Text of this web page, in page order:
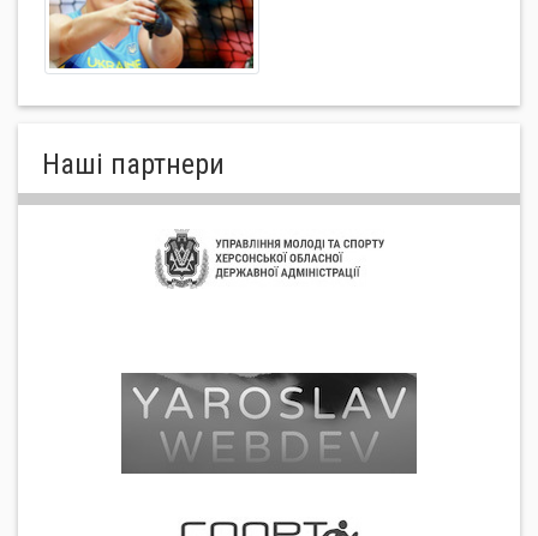
Нашi партнери